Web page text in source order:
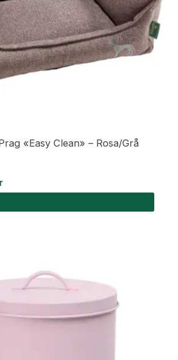
«Easy Clean» – Rosa/Grå
Prisområde:
990 kr
1